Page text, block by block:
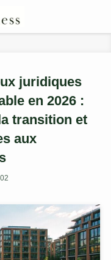
juridiques
en 2026 :
transition et
aux